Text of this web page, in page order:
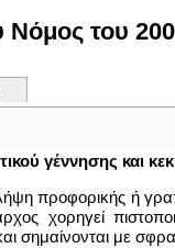
του
γέννησης και
προφορικής ή
χορηγεί
σημαίνονται με